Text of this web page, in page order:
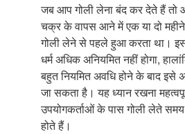
जब आप गोली लेना बंद कर देते हैं तो
चक्र के वापस आने में एक या दो
गोली लेने से पहले हुआ करता था।
धर्म अधिक अनियमित नहीं होगा,
बहुत नियमित अवधि होने के बाद इसे
जा सकता है। यह ध्यान रखना
उपयोगकर्ताओं के पास गोली लेते
होते हैं।